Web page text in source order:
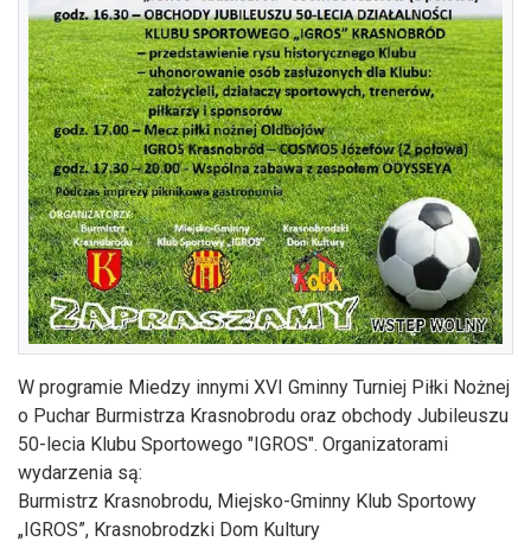
W programie Miedzy innymi XVI Gminny Turniej Piłki Nożnej
o Puchar Burmistrza Krasnobrodu oraz obchody Jubileuszu
50-lecia Klubu Sportowego "IGROS". Organizatorami
wydarzenia są:
Burmistrz Krasnobrodu, Miejsko-Gminny Klub Sportowy
„IGROS”, Krasnobrodzki Dom Kultury